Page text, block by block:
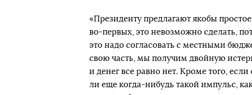
«Президенту предлагают якобы
во-первых, это невозможно сделать,
это надо согласовать с местными
свою часть, мы получим двойную
и денег все равно нет. Кроме того,
ли еще когда-нибудь такой импульс,